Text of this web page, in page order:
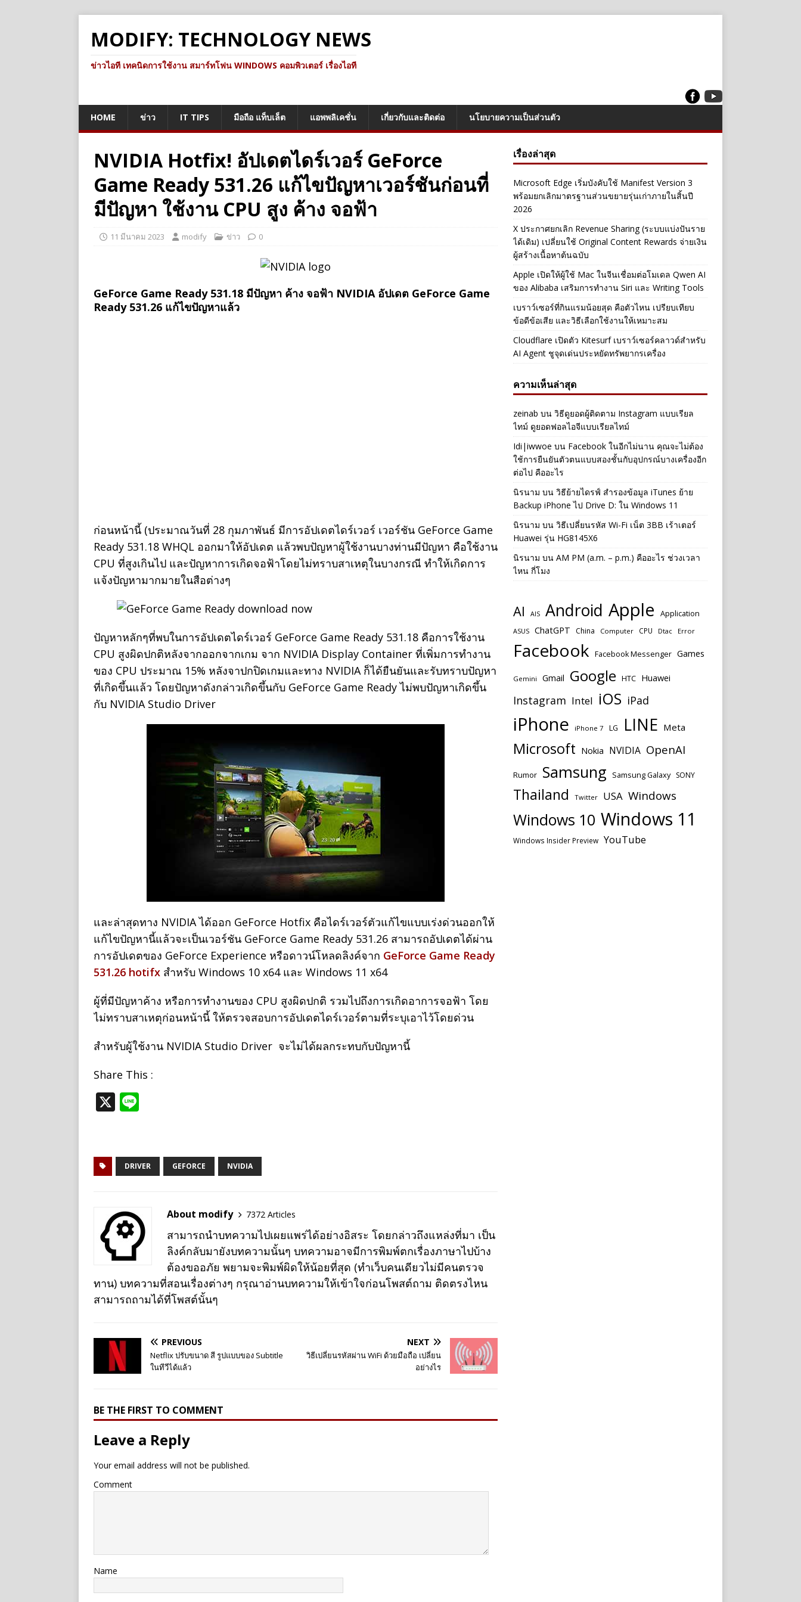
MODIFY: TECHNOLOGY NEWS
ข่าวไอที เทคนิดการใช้งาน สมาร์ทโฟน WINDOWS คอมพิวเตอร์ เรื่องไอที
HOME ข่าว IT TIPS มือถือ แท็บเล็ต แอพพลิเคชั่น เกี่ยวกับและติดต่อ นโยบายความเป็นส่วนตัว
NVIDIA Hotfix! อัปเดตไดร์เวอร์ GeForce
Game Ready 531.26 แก้ไขปัญหาเวอร์ชันก่อนที่
มีปัญหา ใช้งาน CPU สูง ค้าง จอฟ้า
11 มีนาคม 2023 modify ข่าว 0
GeForce Game Ready 531.18 มีปัญหา ค้าง จอฟ้า NVIDIA อัปเดต GeForce Game
Ready 531.26 แก้ไขปัญหาแล้ว
ก่อนหน้านี้ (ประมาณวันที่ 28 กุมภาพันธ์ มีการอัปเดตไดร์เวอร์ เวอร์ชัน GeForce Game
Ready 531.18 WHQL ออกมาให้อัปเดต แล้วพบปัญหาผู้ใช้งานบางท่านมีปัญหา คือใช้งาน
CPU ที่สูงเกินไป และปัญหาการเกิดจอฟ้าโดยไม่ทราบสาเหตุในบางกรณี ทำให้เกิดการ
แจ้งปัญหามากมายในสือต่างๆ
ปัญหาหลักๆที่พบในการอัปเดตไดร์เวอร์ GeForce Game Ready 531.18 คือการใช้งาน
CPU สูงผิดปกติหลังจากออกจากเกม จาก NVIDIA Display Container ที่เพิ่มการทำงาน
ของ CPU ประมาณ 15% หลังจาปกปิดเกมและทาง NVIDIA ก็ได้ยืนยันและรับทราบปัญหา
ที่เกิดขึ้นแล้ว โดยปัญหาดังกล่าวเกิดขึ้นกับ GeForce Game Ready ไม่พบปัญหาเกิดขึ้น
กับ NVIDIA Studio Driver
และล่าสุดทาง NVIDIA ได้ออก GeForce Hotfix คือไดร์เวอร์ตัวแก้ไขแบบเร่งด่วนออกให้
แก้ไขปัญหานี้แล้วจะเป็นเวอร์ชัน GeForce Game Ready 531.26 สามารถอัปเดตได้ผ่าน
การอัปเดตของ GeForce Experience หรือดาวน์โหลดลิงค์จาก GeForce Game Ready
531.26 hotifx สำหรับ Windows 10 x64 และ Windows 11 x64
ผู้ที่มีปัญหาค้าง หรือการทำงานของ CPU สูงผิดปกติ รวมไปถึงการเกิดอาการจอฟ้า โดย
ไม่ทราบสาเหตุก่อนหน้านี้ ให้ตรวจสอบการอัปเดตไดร์เวอร์ตามที่ระบุเอาไว้โดยด่วน
สำหรับผู้ใช้งาน NVIDIA Studio Driver จะไม่ได้ผลกระทบกับปัญหานี้
Share This :
X
DRIVER GEFORCE NVIDIA
About modify 7372 Articles
สามารถนำบทความไปเผยแพร่ได้อย่างอิสระ โดยกล่าวถึงแหล่งที่มา เป็น
ลิงค์กลับมายังบทความนั้นๆ บทความอาจมีการพิมพ์ตกเรื่องภาษาไปบ้าง
ต้องขออภัย พยามจะพิมพ์ผิดให้น้อยที่สุด (ทำเว็บคนเดียวไม่มีคนตรวจ
ทาน) บทความที่สอนเรื่องต่างๆ กรุณาอ่านบทความให้เข้าใจก่อนโพสต์ถาม ติดตรงไหน
สามารถถามได้ที่โพสต์นั้นๆ
PREVIOUS
Netflix ปรับขนาด สี รูปแบบของ Subtitle
ในทีวีได้แล้ว
NEXT
วิธีเปลี่ยนรหัสผ่าน WiFi ด้วยมือถือ เปลี่ยน
อย่างไร
BE THE FIRST TO COMMENT
Leave a Reply
Your email address will not be published.
Comment
Name
เรื่องล่าสุด
Microsoft Edge เริ่มบังคับใช้ Manifest Version 3
พร้อมยกเลิกมาตรฐานส่วนขยายรุ่นเก่าภายในสิ้นปี
2026
X ประกาศยกเลิก Revenue Sharing (ระบบแบ่งปันราย
ได้เดิม) เปลี่ยนใช้ Original Content Rewards จ่ายเงิน
ผู้สร้างเนื้อหาต้นฉบับ
Apple เปิดให้ผู้ใช้ Mac ในจีนเชื่อมต่อโมเดล Qwen AI
ของ Alibaba เสริมการทำงาน Siri และ Writing Tools
เบราว์เซอร์ที่กินแรมน้อยสุด คือตัวไหน เปรียบเทียบ
ข้อดีข้อเสีย และวิธีเลือกใช้งานให้เหมาะสม
Cloudflare เปิดตัว Kitesurf เบราว์เซอร์คลาวด์สำหรับ
AI Agent ชูจุดเด่นประหยัดทรัพยากรเครื่อง
ความเห็นล่าสุด
zeinab บน วิธีดูยอดผู้ติดตาม Instagram แบบเรียล
ไทม์ ดูยอดฟอลไอจีแบบเรียลไทม์
Idi|iwwoe บน Facebook ในอีกไม่นาน คุณจะไม่ต้อง
ใช้การยืนยันตัวตนแบบสองชั้นกับอุปกรณ์บางเครื่องอีก
ต่อไป คืออะไร
นิรนาม บน วิธีย้ายไดรฟ์ สำรองข้อมูล iTunes ย้าย
Backup iPhone ไป Drive D: ใน Windows 11
นิรนาม บน วิธีเปลี่ยนรหัส Wi-Fi เน็ต 3BB เร้าเตอร์
Huawei รุ่น HG8145X6
นิรนาม บน AM PM (a.m. – p.m.) คืออะไร ช่วงเวลา
ไหน กี่โมง
AI AIS Android Apple Application
ASUS ChatGPT China Computer CPU Dtac Error
Facebook Facebook Messenger Games
Gemini Gmail Google HTC Huawei
Instagram Intel iOS iPad
iPhone iPhone 7 LG LINE Meta
Microsoft Nokia NVIDIA OpenAI
Rumor Samsung Samsung Galaxy SONY
Thailand Twitter USA Windows
Windows 10 Windows 11
Windows Insider Preview YouTube